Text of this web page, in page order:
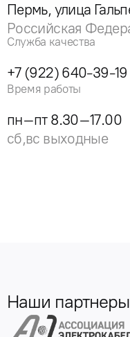
Пермь, улица
Российская
Служба качества
+7 (922) 640-39-19
Время работы
пн–пт 8.30–17.00
сб,вс выходные
Наши партнеры